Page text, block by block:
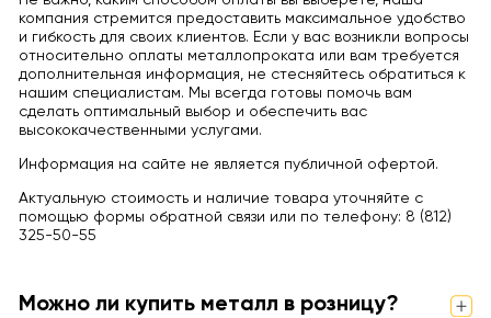
компания стремится предоставить максимальное удобство
и гибкость для своих клиентов. Если у вас возникли вопросы
относительно оплаты металлопроката или вам требуется
дополнительная информация, не стесняйтесь обратиться к
нашим специалистам. Мы всегда готовы помочь вам
сделать оптимальный выбор и обеспечить вас
высококачественными услугами.
Информация на сайте не является публичной офертой.
Актуальную стоимость и наличие товара уточняйте с
помощью формы обратной связи или по телефону: 8 (812)
325-50-55
Можно ли купить металл в розницу?